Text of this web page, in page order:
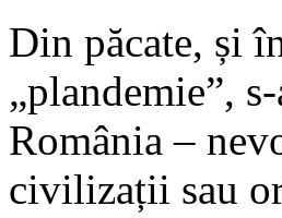
Din păcate, și
„plandemie”,
România –
civilizații sau